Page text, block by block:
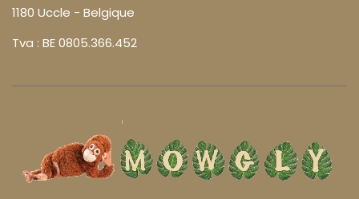
1180 Uccle - Belgique
Tva : BE 0805.366.452